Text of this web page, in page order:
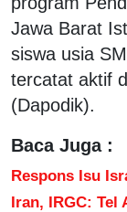
Jawa Barat
siswa usia
tercatat aktif
(Dapodik).
Baca Juga :
Respons Isu
Iran, IRGC: Tel